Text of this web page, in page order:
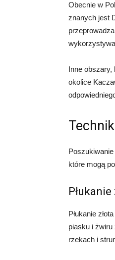
Obecnie w
znanych jest
Inne obszary,
okolice
które mogą
Płukanie
Płukanie
piasku i
rzekach i